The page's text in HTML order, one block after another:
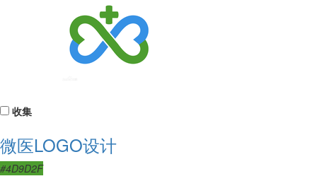
收集
微医LOGO设计
#4D9D2F